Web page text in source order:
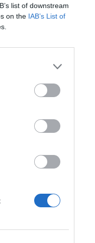
list of downstream
on the IAB’s List of